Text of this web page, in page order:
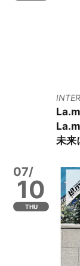
未来
07/
10
THU